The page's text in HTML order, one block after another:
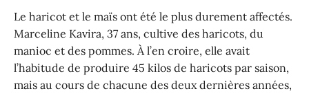
Le haricot et le maïs ont été le plus durement affectés.
Marceline Kavira, 37 ans, cultive des haricots, du
manioc et des pommes. À l’en croire, elle avait
l’habitude de produire 45 kilos de haricots par saison,
mais au cours de chacune des deux dernières années,